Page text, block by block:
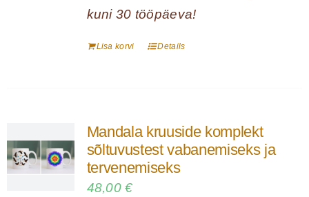
kuni 30 tööpäeva!
Lisa korvi Details
Mandala kruuside komplekt
sõltuvustest vabanemiseks ja
tervenemiseks
48,00€